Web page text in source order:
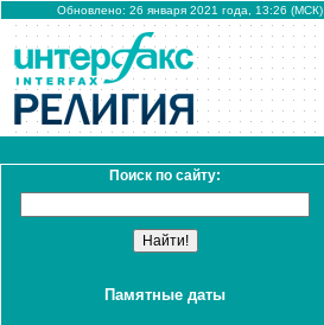
Обновлено: 26 января 2021 года, 13:26 (МСК)
Поиск по сайту:
Памятные даты